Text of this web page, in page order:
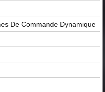
De Commande Dynamique